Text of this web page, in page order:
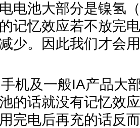
电池大部分是镍氢
记忆效应若不放完
少。因此我们才会
机及一般IA产品大
的话就没有记忆效
完电后再充的话反